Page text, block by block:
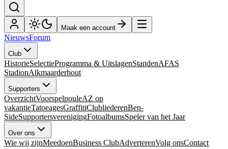
Maak een account
NieuwsForum
Club
HistorieSelectieProgramma & UitslagenStandenAFAS
StadionAlkmaarderhout
Supporters
OverzichtVoorspelpouleAZ op
vakantieTatoeagesGraffitiClubliederenBen-
SideSupportersverenigingFotoalbumsSpeler van het Jaar
Over ons
Wie wij zijnMeedoenBusiness ClubAdverterenVolg onsContact